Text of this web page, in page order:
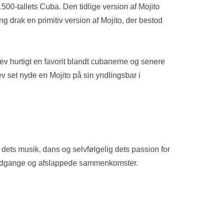
tallets Cuba. Den tidlige version af Mojito
drak en primitiv version af Mojito, der bestod
hurtigt en favorit blandt cubanerne og senere
set nyde en Mojito på sin yndlingsbar i
musik, dans og selvfølgelig dets passion for
og afslappede sammenkomster.